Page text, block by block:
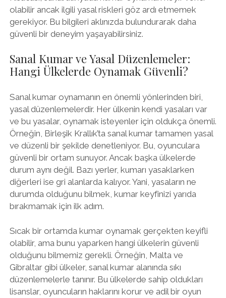
olabilir ancak ilgili yasal riskleri göz ardı etmemek
gerekiyor. Bu bilgileri aklınızda bulundurarak daha
güvenli bir deneyim yaşayabilirsiniz.
Sanal Kumar ve Yasal Düzenlemeler:
Hangi Ülkelerde Oynamak Güvenli?
Sanal kumar oynamanın en önemli yönlerinden biri,
yasal düzenlemelerdir. Her ülkenin kendi yasaları var
ve bu yasalar, oynamak isteyenler için oldukça önemli.
Örneğin, Birleşik Krallık’ta sanal kumar tamamen yasal
ve düzenli bir şekilde denetleniyor. Bu, oyunculara
güvenli bir ortam sunuyor. Ancak başka ülkelerde
durum aynı değil. Bazı yerler, kumarı yasaklarken
diğerleri ise gri alanlarda kalıyor. Yani, yasaların ne
durumda olduğunu bilmek, kumar keyfinizi yarıda
bırakmamak için ilk adım.
Sıcak bir ortamda kumar oynamak gerçekten keyifli
olabilir, ama bunu yaparken hangi ülkelerin güvenli
olduğunu bilmemiz gerekli. Örneğin, Malta ve
Gibraltar gibi ülkeler, sanal kumar alanında sıkı
düzenlemelerle tanınır. Bu ülkelerde sahip oldukları
lisanslar, oyuncuların haklarını korur ve adil bir oyun